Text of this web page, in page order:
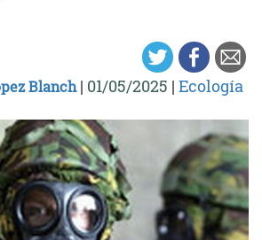
Blanch| 01/05/2025 | Ecología